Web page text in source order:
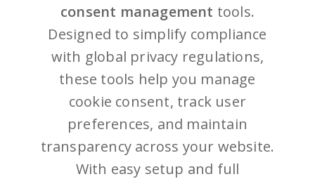
consent management tools.
Designed to simplify compliance
with global privacy regulations,
these tools help you manage
cookie consent, track user
preferences, and maintain
transparency across your website.
With easy setup and full